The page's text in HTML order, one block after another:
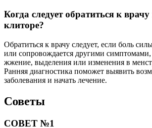
Когда следует обратиться к
клиторе?
Обратиться к врачу следует, если боль
или сопровождается другими симптомами,
жжение, выделения или изменения в
Ранняя диагностика поможет выявить
заболевания и начать лечение.
Советы
СОВЕТ №1